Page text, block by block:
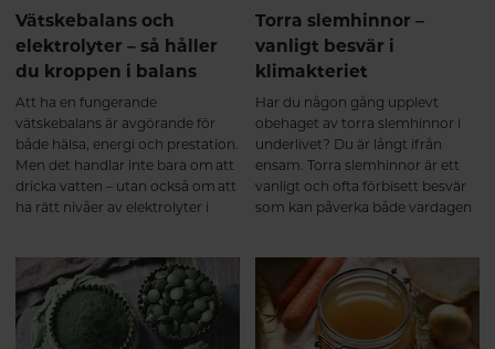
rörelse och styrketräning, som
stimulerar muskler och bindväv.
✔ Tillräckligt protein i kosten. ✔
God sömn och återhämtning.
Precis som annan vävnad i
kroppen byggs kollagen upp
successivt. Därför ger
regelbunden användning under
flera månader bäst
förutsättningar. Sammanfattning
Kollagenpeptider verkar genom
stimulera kroppens naturliga
kollagenomsättning. De första
veckorna Kroppen tar upp
kollagenpeptider och påbörjar
Vätskebalans och
elektrolyter – så håller
du kroppen i balans
Att ha en fungerande
vätskebalans är avgörande för
både hälsa, energi och prestation.
Men det handlar inte bara om att
dricka vatten – utan också om att
ha rätt nivåer av elektrolyter i
Torra slemhinnor –
vanligt besvär i
klimakteriet
Har du någon gång upplevt
obehaget av torra slemhinnor i
underlivet? Du är långt ifrån
ensam. Torra slemhinnor är ett
vanligt och ofta förbisett besvär
som kan påverka både vardagen
men är särskilt vanliga vid
hormonella förändringar – som
under klimakteriet eller amning.
Det handlar inte bara om